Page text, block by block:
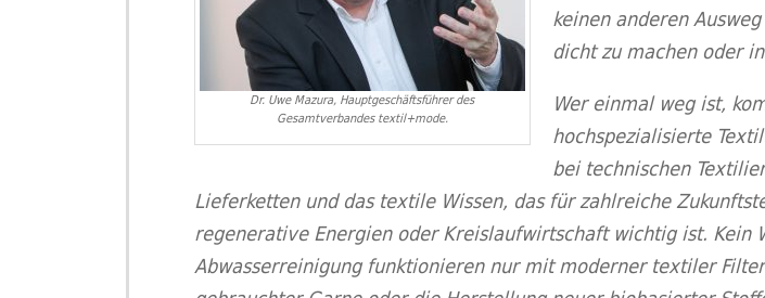
Dr. Uwe Mazura, Hauptgeschäftsführer des
Gesamtverbandes textil+mode.
keinen anderen
dicht zu machen oder
Wer einmal weg ist,
hochspezialisierte
bei technischen
Lieferketten und das textile Wissen, das für zahlreiche
regenerative Energien oder Kreislaufwirtschaft wichtig ist. Kein
Abwasserreinigung funktionieren nur mit moderner textiler